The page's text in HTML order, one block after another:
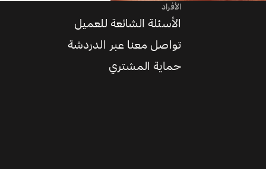
الأفراد
الأسئلة الشائعة للعميل
تواصل معنا عبر الدردشة
حماية المشتري